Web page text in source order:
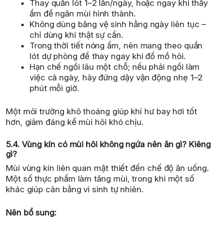
Thay quần lót 1–2 lần/ngày, hoặc ngay khi thấy
ẩm để ngăn mùi hình thành.
Không dùng băng vệ sinh hằng ngày liên tục –
chỉ dùng khi thật sự cần.
Trong thời tiết nóng ẩm, nên mang theo quần
lót dự phòng để thay ngay khi đổ mồ hôi.
Hạn chế ngồi lâu một chỗ; nếu phải ngồi làm
việc cả ngày, hãy đứng dậy vận động nhẹ 1–2
phút mỗi giờ.
Một môi trường khô thoáng giúp khí hư bay hơi tốt
hơn, giảm đáng kể mùi hôi khó chịu.
5.4. Vùng kín có mùi hôi không ngứa nên ăn gì? Kiêng
gì?
Mùi vùng kín liên quan mật thiết đến chế độ ăn uống.
Một số thực phẩm làm tăng mùi, trong khi một số
khác giúp cân bằng vi sinh tự nhiên.
Nên bổ sung: